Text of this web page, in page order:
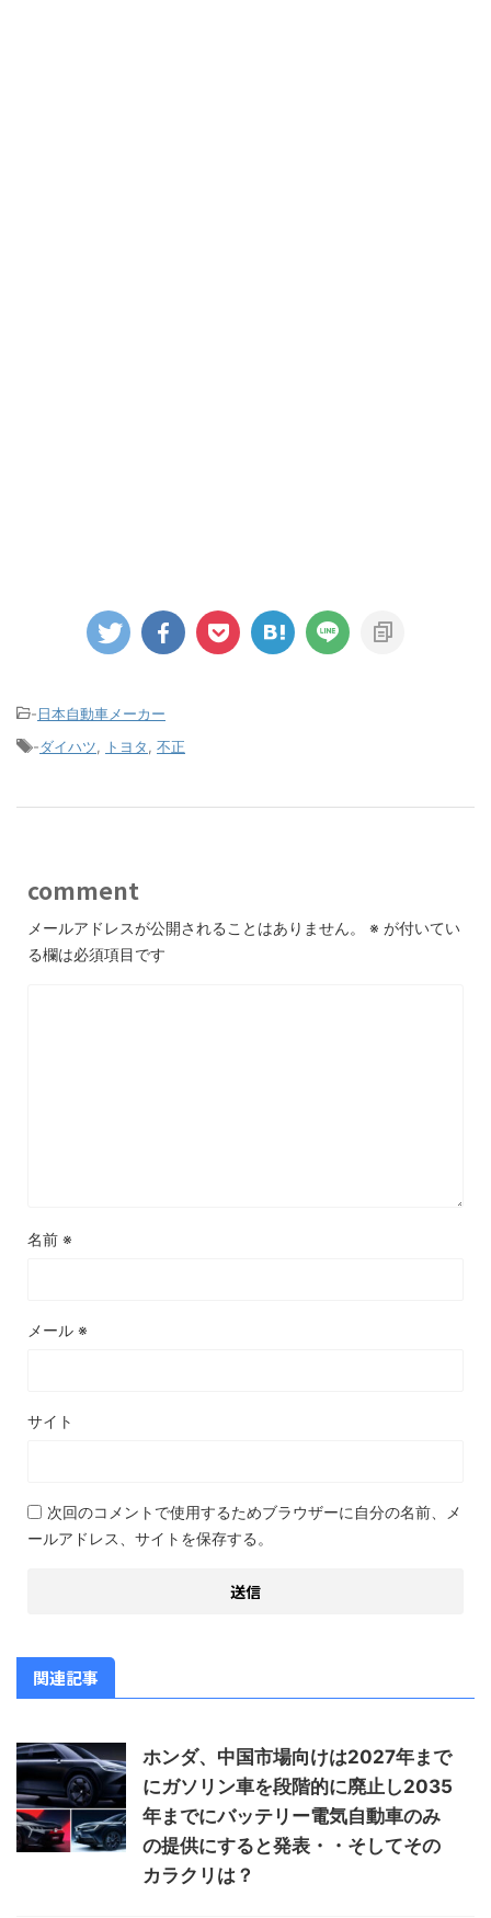
-日本自動車メーカー
-ダイハツ, トヨタ, 不正
comment
メールアドレスが公開されることはありません。 ※ が付いてい
る欄は必須項目です
名前 ※
メール ※
サイト
次回のコメントで使用するためブラウザーに自分の名前、メ
ールアドレス、サイトを保存する。
関連記事
ホンダ、中国市場向けは2027年まで
にガソリン車を段階的に廃止し2035
年までにバッテリー電気自動車のみ
の提供にすると発表・・そしてその
カラクリは？